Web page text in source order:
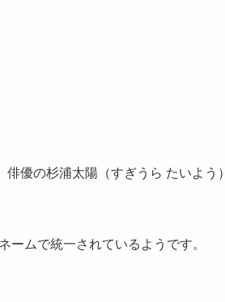
俳優の杉浦太陽（すぎうら たいよう）
ームで統一されているようです。